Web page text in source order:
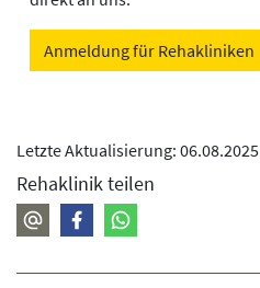
Anmeldung für Rehakliniken
Letzte Aktualisierung: 06.08.2025
Rehaklinik teilen